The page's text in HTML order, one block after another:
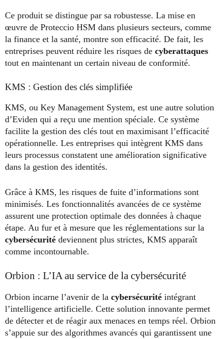
Ce produit se distingue par sa robustesse. La mise en
œuvre de Proteccio HSM dans plusieurs secteurs, comme
la finance et la santé, montre son efficacité. De fait, les
entreprises peuvent réduire les risques de cyberattaques
tout en maintenant un certain niveau de conformité.
KMS : Gestion des clés simplifiée
KMS, ou Key Management System, est une autre solution
d’Eviden qui a reçu une mention spéciale. Ce système
facilite la gestion des clés tout en maximisant l’efficacité
opérationnelle. Les entreprises qui intègrent KMS dans
leurs processus constatent une amélioration significative
dans la gestion des identités.
Grâce à KMS, les risques de fuite d’informations sont
minimisés. Les fonctionnalités avancées de ce système
assurent une protection optimale des données à chaque
étape. Au fur et à mesure que les réglementations sur la
cybersécurité deviennent plus strictes, KMS apparaît
comme incontournable.
Orbion : L’IA au service de la cybersécurité
Orbion incarne l’avenir de la cybersécurité intégrant
l’intelligence artificielle. Cette solution innovante permet
de détecter et de réagir aux menaces en temps réel. Orbion
s’appuie sur des algorithmes avancés qui garantissent une